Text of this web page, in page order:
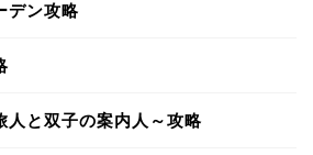
デン攻略
人と双子の案内人～攻略